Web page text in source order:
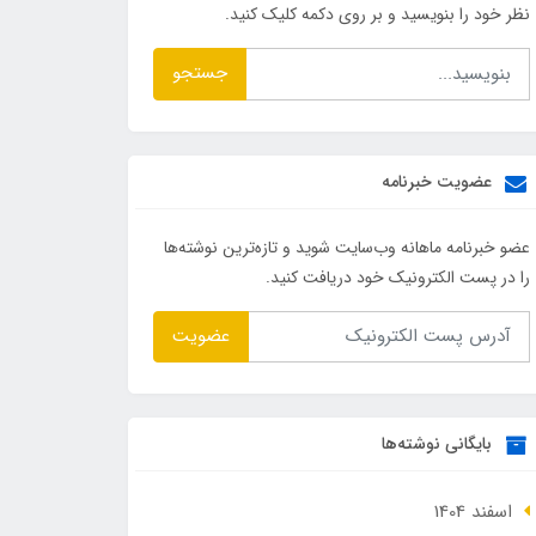
نظر خود را بنویسید و بر روی دکمه کلیک کنید.
جستجو
عضویت خبرنامه
عضو خبرنامه ماهانه وب‌سایت شوید و تازه‌ترین نوشته‌ها
را در پست الکترونیک خود دریافت کنید.
عضویت
بایگانی نوشته‌ها
اسفند 1404